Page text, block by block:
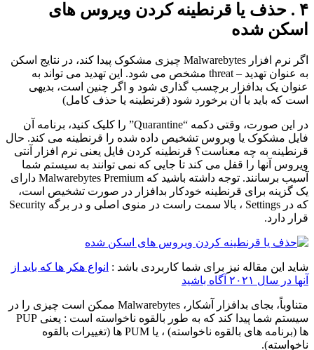
۴ . حذف یا قرنطینه کردن ویروس های
اسکن شده
اگر نرم افزار Malwarebytes چیزی مشکوک پیدا کند، در نتایج اسکن
به عنوان تهدید – threat مشخص می شود. این تهدید می تواند به
عنوان یک بدافزار برچسب گذاری شود و اگر چنین است، بدیهی
است که باید با آن برخورد شود (قرنطینه یا حذف کامل)
در این صورت، وقتی دکمه “Quarantine” را کلیک کنید، برنامه آن
فایل مشکوک یا ویروس تشخیص داده شده را قرنطینه می کند. حال
قرنطینه به چه معناست؟ قرنطینه کردن فایل یعنی نرم افزار آنتی
ویروس آنها را قفل می کند تا جایی که نمی توانند به سیستم شما
آسیب برسانند. توجه داشته باشید که Malwarebytes Premium دارای
یک گزینه برای قرنطینه خودکار بدافزار در صورت تشخیص است،
که در Settings ، بالا سمت راست در منوی اصلی و در برگه Security
قرار دارد.
شاید این مقاله نیز برای شما کاربردی باشد : انواع هکر ها که باید از
آنها در سال ۲۰۲۱ آگاه باشید
متناوباً، بجای بدافزار آشکار، Malwarebytes ممکن است چیزی را در
سیستم شما پیدا کند که به طور بالقوه ناخواسته است : یعنی PUP
ها (برنامه های بالقوه ناخواسته) ، یا PUM ها (تغییرات بالقوه
ناخواسته).